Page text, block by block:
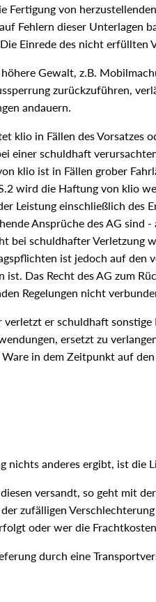
Fertigung von
Fehlern dieser Unterlagen
Einrede des nicht erfüllten
Gewalt, z.B.
zurückzuführen,
andauern.
klio in Fällen des Vorsatzes
einer schuldhaft
klio ist in Fällen grober
wird die Haftung von klio
Leistung einschließlich des
Ansprüche des AG sind
bei schuldhafter
ist jedoch auf
ist. Das Recht des AG zum
Regelungen nicht
verletzt er schuldhaft
ersetzt zu
in dem Zeitpunkt auf
nichts anderes ergibt, ist die
versandt, so geht mit
zufälligen
oder wer die
durch eine